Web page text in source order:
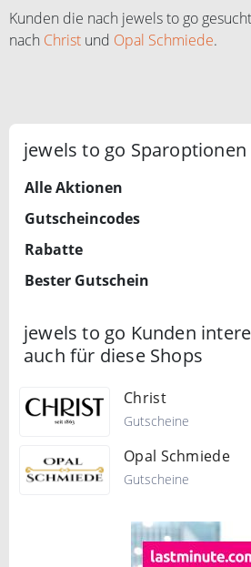
Kunden die nach jewels to go
nach Christ und Opal Schmiede.
jewels to go Sparoptionen
Alle Aktionen
Gutscheincodes
Rabatte
Bester Gutschein
jewels to go Kunden
auch für diese Shops
Christ
Gutscheine
Opal Schmiede
Gutscheine